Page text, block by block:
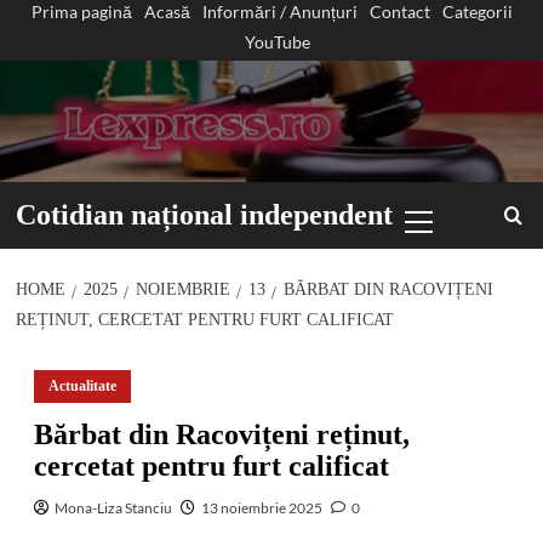
Prima pagină Acasă Informări / Anunțuri Contact
Categorii
YouTube
Cotidian național independent
Menu
HOME 2025 NOIEMBRIE 13
BĂRBAT DIN RACOVIȚENI
REȚINUT, CERCETAT PENTRU FURT CALIFICAT
Actualitate
Bărbat din Racovițeni reținut,
cercetat pentru furt calificat
Mona-Liza Stanciu 13 noiembrie 2025 0